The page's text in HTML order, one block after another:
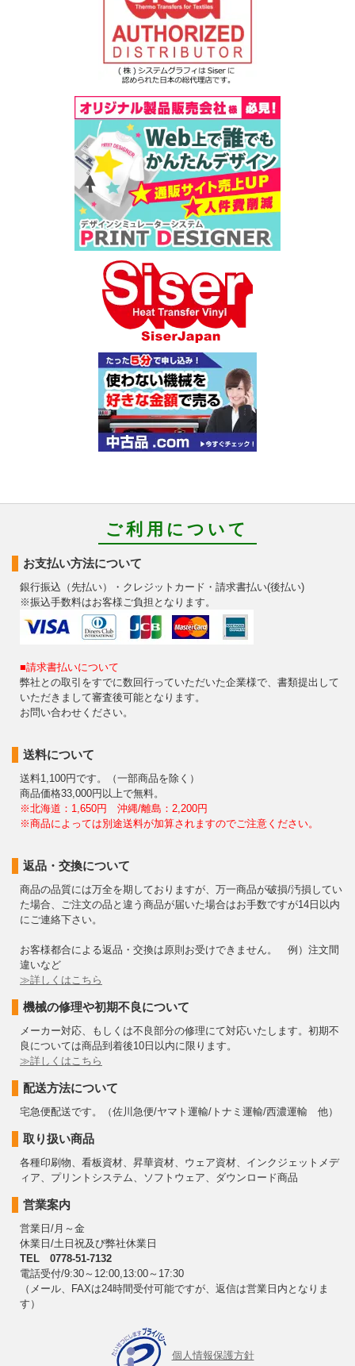
ご利用について
お支払い方法について
銀行振込（先払い）・クレジットカード・請求書払い(後払い)
※振込手数料はお客様ご負担となります。
■請求書払いについて
弊社との取引をすでに数回行っていただいた企業様で、書類提出して
いただきまして審査後可能となります。
お問い合わせください。
送料について
送料1,100円です。（一部商品を除く）
商品価格33,000円以上で無料。
※北海道：1,650円 沖縄/離島：2,200円
※商品によっては別途送料が加算されますのでご注意ください。
返品・交換について
商品の品質には万全を期しておりますが、万一商品が破損/汚損してい
た場合、ご注文の品と違う商品が届いた場合はお手数ですが14日以内
にご連絡下さい。
お客様都合による返品・交換は原則お受けできません。 例）注文間
違いなど
≫詳しくはこちら
機械の修理や初期不良について
メーカー対応、もしくは不良部分の修理にて対応いたします。初期不
良については商品到着後10日以内に限ります。
≫詳しくはこちら
配送方法について
宅急便配送です。（佐川急便/ヤマト運輸/トナミ運輸/西濃運輸 他）
取り扱い商品
各種印刷物、看板資材、昇華資材、ウェア資材、インクジェットメデ
ィア、プリントシステム、ソフトウェア、ダウンロード商品
営業案内
営業日/月～金
休業日/土日祝及び弊社休業日
TEL 0778-51-7132
電話受付/9:30～12:00,13:00～17:30
（メール、FAXは24時間受付可能ですが、返信は営業日内となりま
す）
個人情報保護方針